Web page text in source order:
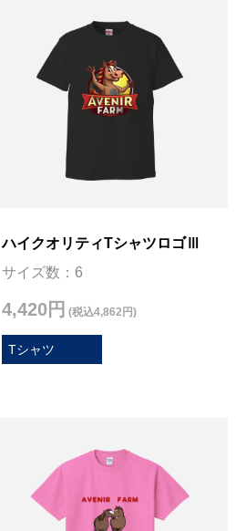
ハイクオリティTシャツロゴⅢ
サイズ数：6
Tシャツ
4,420円 (税込4,862円)